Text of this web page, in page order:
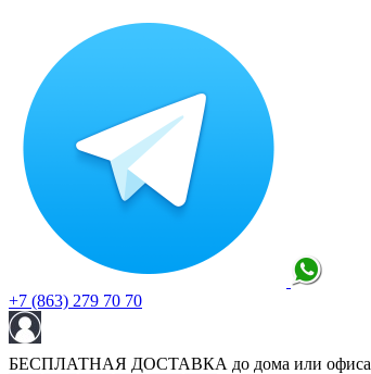
+7 (863) 279 70 70
БЕСПЛАТНАЯ ДОСТАВКА до дома или офиса